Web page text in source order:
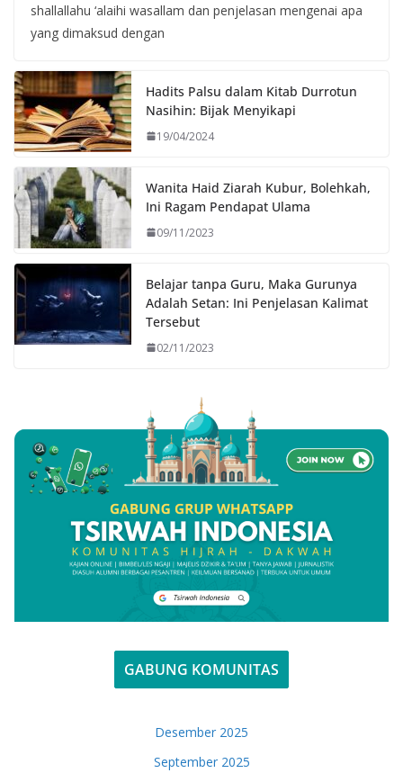
shallallahu ‘alaihi wasallam dan penjelasan mengenai apa
yang dimaksud dengan
Hadits Palsu dalam Kitab Durrotun
Nasihin: Bijak Menyikapi
19/04/2024
Wanita Haid Ziarah Kubur, Bolehkah,
Ini Ragam Pendapat Ulama
09/11/2023
Belajar tanpa Guru, Maka Gurunya
Adalah Setan: Ini Penjelasan Kalimat
Tersebut
02/11/2023
GABUNG KOMUNITAS
Desember 2025
September 2025